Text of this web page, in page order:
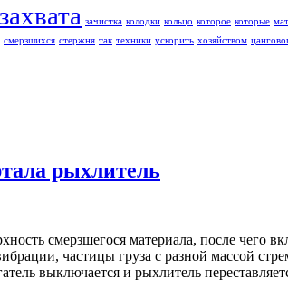
захвата зачистка колодки кольцо которое которые
смерзшихся стержня так техники ускорить хозяйством
рыхлитель
смерзшегося материала, после чего
частицы груза с разной массой
выключается и рыхлитель